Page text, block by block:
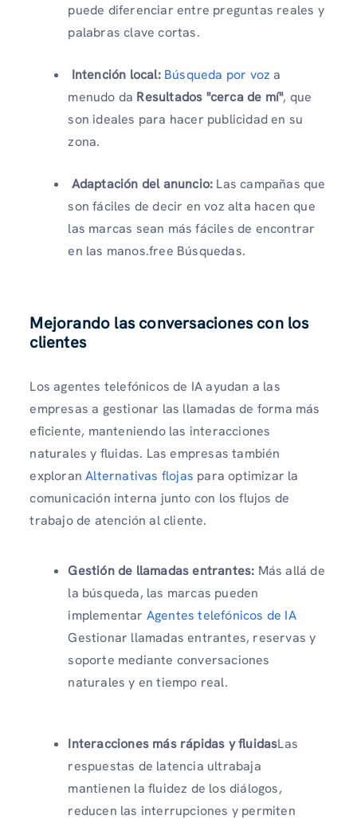
puede diferenciar entre preguntas reales y
palabras clave cortas.
Intención local:Búsqueda por voz a
menudo da Resultados "cerca de mí", que
son ideales para hacer publicidad en su
zona.
Adaptación del anuncio: Las campañas que
son fáciles de decir en voz alta hacen que
las marcas sean más fáciles de encontrar
en las manos.free Búsquedas.
Mejorando las conversaciones con los
clientes
Los agentes telefónicos de IA ayudan a las
empresas a gestionar las llamadas de forma más
eficiente, manteniendo las interacciones
naturales y fluidas. Las empresas también
exploranAlternativas flojas para optimizar la
comunicación interna junto con los flujos de
trabajo de atención al cliente.
Gestión de llamadas entrantes: Más allá de
la búsqueda, las marcas pueden
implementar Agentes telefónicos de IA
Gestionar llamadas entrantes, reservas y
soporte mediante conversaciones
naturales y en tiempo real.
Interacciones más rápidas y fluidasLas
respuestas de latencia ultrabaja
mantienen la fluidez de los diálogos,
reducen las interrupciones y permiten